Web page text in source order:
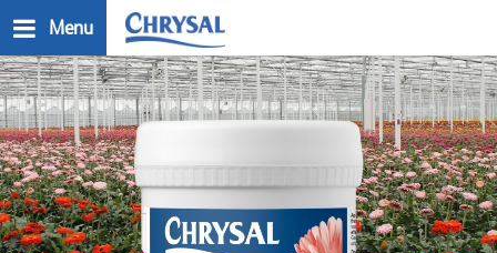
contenuto
principale
Menu